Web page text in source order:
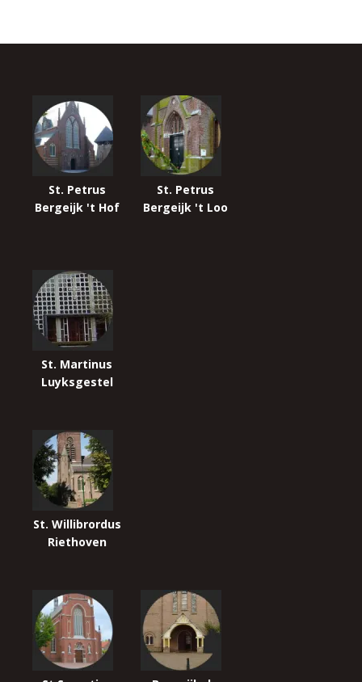
St. Petrus
Bergeijk 't Hof
St. Petrus
Bergeijk 't Loo
St. Martinus
Luyksgestel
St. Willibrordus
Riethoven